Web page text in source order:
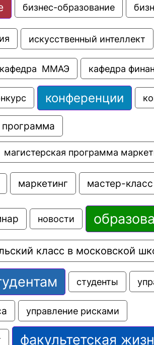
бизнес-образование
искусственный интеллект
кафедра  ММАЭ кафедра
конференции
программа
магистерская программа
маркетинг мастер-класс
новости
класс в московской
студенты
управление рисками
факультетская